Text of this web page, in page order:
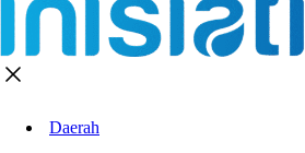
Daerah